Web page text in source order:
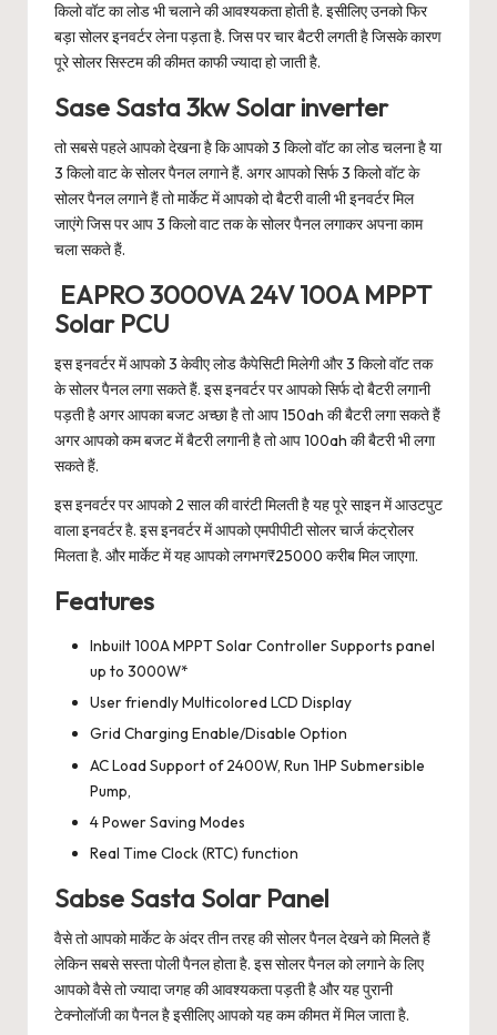
किलो वॉट का लोड भी चलाने की आवश्यकता होती है. इसीलिए उनको फिर
बड़ा सोलर इनवर्टर लेना पड़ता है. जिस पर चार बैटरी लगती है जिसके कारण
पूरे सोलर सिस्टम की कीमत काफी ज्यादा हो जाती है.
Sase Sasta 3kw Solar inverter
तो सबसे पहले आपको देखना है कि आपको 3 किलो वॉट का लोड चलना है या
3 किलो वाट के सोलर पैनल लगाने हैं. अगर आपको सिर्फ 3 किलो वॉट के
सोलर पैनल लगाने हैं तो मार्केट में आपको दो बैटरी वाली भी इनवर्टर मिल
जाएंगे जिस पर आप 3 किलो वाट तक के सोलर पैनल लगाकर अपना काम
चला सकते हैं.
EAPRO 3000VA 24V 100A MPPT
Solar PCU
इस इनवर्टर में आपको 3 केवीए लोड कैपेसिटी मिलेगी और 3 किलो वॉट तक
के सोलर पैनल लगा सकते हैं. इस इनवर्टर पर आपको सिर्फ दो बैटरी लगानी
पड़ती है अगर आपका बजट अच्छा है तो आप 150ah की बैटरी लगा सकते हैं
अगर आपको कम बजट में बैटरी लगानी है तो आप 100ah की बैटरी भी लगा
सकते हैं.
इस इनवर्टर पर आपको 2 साल की वारंटी मिलती है यह पूरे साइन में आउटपुट
वाला इनवर्टर है. इस इनवर्टर में आपको एमपीपीटी सोलर चार्ज कंट्रोलर
मिलता है. और मार्केट में यह आपको लगभग₹25000 करीब मिल जाएगा.
Features
Inbuilt 100A MPPT Solar Controller Supports panel
up to 3000W*
User friendly Multicolored LCD Display
Grid Charging Enable/Disable Option
AC Load Support of 2400W, Run 1HP Submersible
Pump,
4 Power Saving Modes
Real Time Clock (RTC) function
Sabse Sasta Solar Panel
वैसे तो आपको मार्केट के अंदर तीन तरह की सोलर पैनल देखने को मिलते हैं
लेकिन सबसे सस्ता पोली पैनल होता है. इस सोलर पैनल को लगाने के लिए
आपको वैसे तो ज्यादा जगह की आवश्यकता पड़ती है और यह पुरानी
टेक्नोलॉजी का पैनल है इसीलिए आपको यह कम कीमत में मिल जाता है.